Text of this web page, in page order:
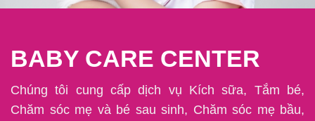
BABY CARE CENTER
Chúng tôi cung cấp dịch vụ Kích sữa, Tắm bé,
Chăm sóc mẹ và bé sau sinh, Chăm sóc mẹ bầu,